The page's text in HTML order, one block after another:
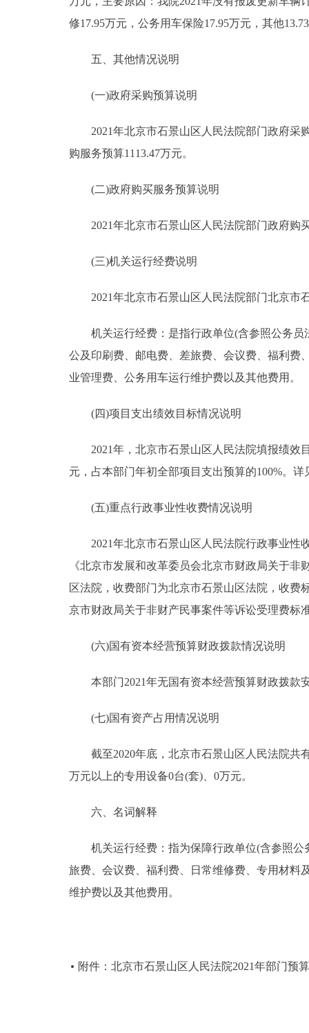
修17.95万元，公务用车保险17.95万元，其他
五、其他情况说明
(一)政府采购预算说明
2021年北京市石景山区人民法院部门政府采购
购服务预算1113.47万元。
(二)政府购买服务预算说明
2021年北京市石景山区人民法院部门政府购买
(三)机关运行经费说明
2021年北京市石景山区人民法院部门北京市石
机关运行经费：是指行政单位(含参照公务员
公及印刷费、邮电费、差旅费、会议费、福利费
业管理费、公务用车运行维护费以及其他费用。
(四)项目支出绩效目标情况说明
2021年，北京市石景山区人民法院填报绩效目
元，占本部门年初全部项目支出预算的100%。
(五)重点行政事业性收费情况说明
2021年北京市石景山区人民法院行政事业性
《北京市发展和改革委员会北京市财政局关于
区法院，收费部门为北京市石景山区法院，收费
京市财政局关于非财产民事案件等诉讼受理费标
(六)国有资本经营预算财政拨款情况说明
本部门2021年无国有资本经营预算财政拨款
(七)国有资产占用情况说明
截至2020年底，北京市石景山区人民法院共有
万元以上的专用设备0台(套)、0万元。
六、名词解释
机关运行经费：指为保障行政单位(含参照公
旅费、会议费、福利费、日常维修费、专用材料
维护费以及其他费用。
附件：北京市石景山区人民法院2021年部门预